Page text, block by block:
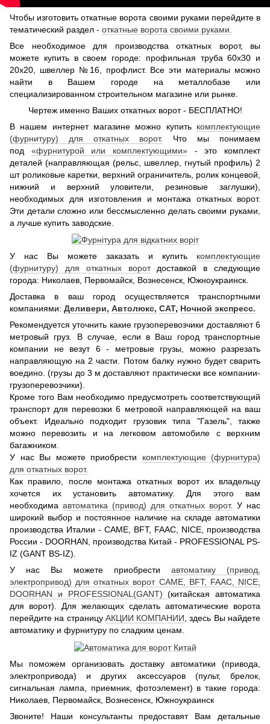
Чтобы изготовить откатные ворота своими руками перейдите в
тематический раздел - откатные ворота своими руками.
Все необходимое для производства откатных ворот, вы
можете купить в своем городе: профильная труба 60х30 и
20х20, швеллер №16, профлист. Все эти материалы можно
найти в Вашем городе на металлобазе или
специализированном строительном магазине или рынке.
Чертеж именно Ваших откатных ворот - БЕСПЛАТНО!
В нашем интернет магазине можно купить комплектующие
(фурнитуру) для откатных ворот. Что мы понимаем
под «фурнитурой или комплектующими» - это комплект
деталей (направляющая (рельс, швеллер, гнутый профиль) 2
шт роликовые каретки, верхний ограничитель, ролик концевой,
нижний и верхний уловители, резиновые заглушки),
необходимых для изготовления и монтажа откатных ворот.
Эти детали сложно или бессмысленно делать своими руками,
а лучше купить заводские.
У нас Вы можете заказать и купить комплектующие
(фурнитуру) для откатных воротдоставкой в следующие
города: Николаев, Первомайск, Вознесенск, Южноукраинск.
Доставка в ваш город осуществляется транспортными
компаниями: Деливери, Автолюкс, САТ, Ночной экспресс.
Рекомендуется уточнить какие грузоперевозчики доставляют 6
метровый груз. В случае, если в Ваш город транспортные
компании не везут 6 - метровые грузы, можно разрезать
направляющую на 2 части. Потом балку нужно будет сварить
воедино. (грузы до 3 м доставляют практически все компании-
грузоперевозчики).
Кроме того Вам необходимо предусмотреть соответствующий
транспорт для перевозки 6 метровой направляющей на ваш
объект. Идеально подходит грузовик типа "Газель", также
можно перевозить и на легковом автомобиле с верхним
багажником.
У нас Вы можете приобрести комплектующие (фурнитура)
для откатных ворот.
Как правило, после монтажа откатных ворот их владельцу
хочется их установить автоматику. Для этого вам
необходима автоматика (привод) для откатных ворот. У нас
широкий выбор и постоянное наличие на складе автоматики
производства Италии - CAME, BFT, FAAC, NICE, производства
России - DOORHAN, производства Китай - PROFESSIONAL PS-
IZ (GANT BS-IZ).
У нас Вы можете приобрести автоматику (привод,
электропривод) для откатных ворот CAME, BFT, FAAC, NICE,
DOORHAN и PROFESSIONAL(GANT)(китайская автоматика
для ворот). Для желающих сделать автоматические ворота
перейдите на страницу АКЦИИ КОМПАНИИ, здесь Вы найдете
автоматику и фурнитуру по сладким ценам.
Мы поможем организовать доставку автоматики (привода,
электропривода) и других аксессуаров (пульт, брелок,
сигнальная лампа, приемник, фотоэлемент) в такие города:
Николаев, Первомайск, Вознесенск, Южноукраинск
Звоните! Наши консультанты предоставят Вам детальные